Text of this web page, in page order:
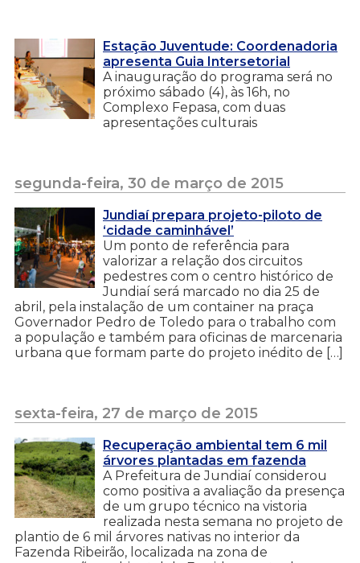
Estação Juventude: Coordenadoria
apresenta Guia Intersetorial
A inauguração do programa será no
próximo sábado (4), às 16h, no
Complexo Fepasa, com duas
apresentações culturais
segunda-feira, 30 de março de 2015
Jundiaí prepara projeto-piloto de
‘cidade caminhável’
Um ponto de referência para
valorizar a relação dos circuitos
pedestres com o centro histórico de
Jundiaí será marcado no dia 25 de
abril, pela instalação de um container na praça
Governador Pedro de Toledo para o trabalho com
a população e também para oficinas de marcenaria
urbana que formam parte do projeto inédito de […]
sexta-feira, 27 de março de 2015
Recuperação ambiental tem 6 mil
árvores plantadas em fazenda
A Prefeitura de Jundiaí considerou
como positiva a avaliação da presença
de um grupo técnico na vistoria
realizada nesta semana no projeto de
plantio de 6 mil árvores nativas no interior da
Fazenda Ribeirão, localizada na zona de